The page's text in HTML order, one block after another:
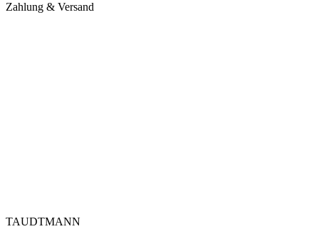
Zahlung & Versand
TAUDTMANN